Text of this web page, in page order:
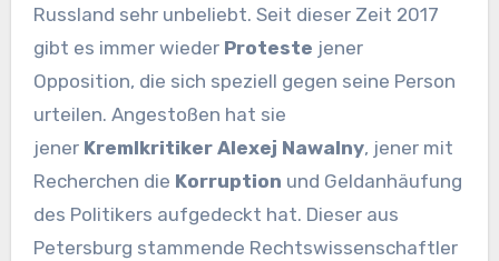
Russland sehr unbeliebt. Seit dieser Zeit 2017
gibt es immer wieder Proteste jener
Opposition, die sich speziell gegen seine Person
urteilen. Angestoßen hat sie
jener Kremlkritiker Alexej Nawalny, jener mit
Recherchen die Korruption und Geldanhäufung
des Politikers aufgedeckt hat. Dieser aus
Petersburg stammende Rechtswissenschaftler